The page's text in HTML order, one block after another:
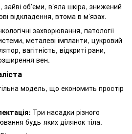
зайві об’єми, в’яла шкіра, знижений
відкладення, втома в м’язах.
захворювання, патології
металеві імпланти, цукровий
вагітність, відкриті рани,
вен.
модель, що економить простір
Три насадки різного
будь-яких ділянок тіла.